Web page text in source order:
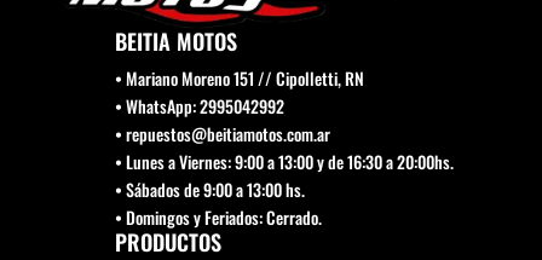
BEITIA MOTOS
• Mariano Moreno 151 // Cipolletti, RN
• WhatsApp: 2995042992
• repuestos@beitiamotos.com.ar
• Lunes a Viernes: 9:00 a 13:00 y de 16:30 a 20:00hs.
• Sábados de 9:00 a 13:00 hs.
• Domingos y Feriados: Cerrado.
PRODUCTOS